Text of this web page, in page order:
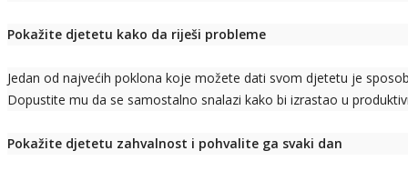
Pokažite djetetu kako da riješi probleme
Jedan od najvećih poklona koje možete dati svom djetetu je
Dopustite mu da se samostalno snalazi kako bi izrastao u
Pokažite djetetu zahvalnost i pohvalite ga svaki dan